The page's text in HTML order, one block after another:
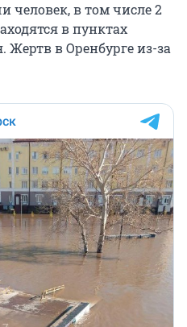
человек, в том числе 2
в пунктах
в Оренбурге из-за